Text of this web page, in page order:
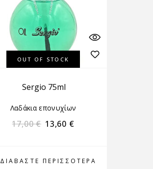
OUT OF STOCK
ΔΙΑΒΆΣΤΕ ΠΕΡΙΣΣΌΤΕΡΑ
Sergio 75ml
Λαδάκια επονυχίων
17,00€ 13,60 €